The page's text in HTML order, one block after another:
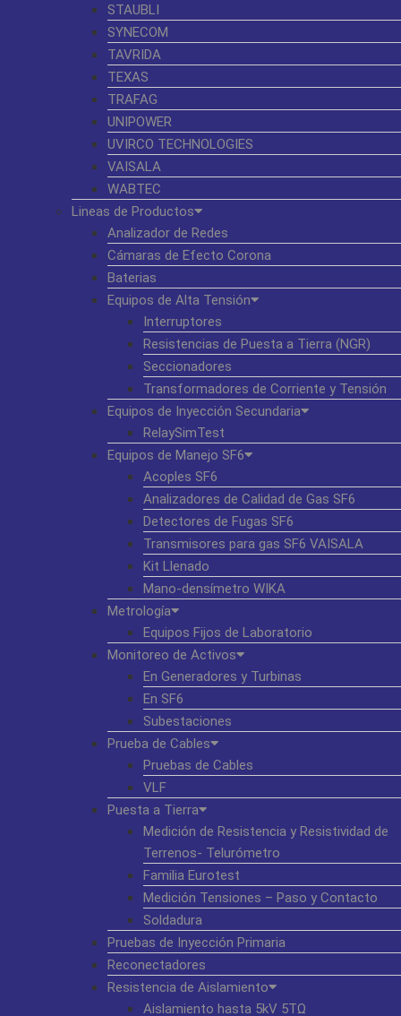
STAUBLI
SYNECOM
TAVRIDA
TEXAS
TRAFAG
UNIPOWER
UVIRCO TECHNOLOGIES
VAISALA
WABTEC
Lineas de Productos
Analizador de Redes
Cámaras de Efecto Corona
Baterias
Equipos de Alta Tensión
Interruptores
Resistencias de Puesta a Tierra (NGR)
Seccionadores
Transformadores de Corriente y Tensión
Equipos de Inyección Secundaria
RelaySimTest
Equipos de Manejo SF6
Acoples SF6
Analizadores de Calidad de Gas SF6
Detectores de Fugas SF6
Transmisores para gas SF6 VAISALA
Kit Llenado
Mano-densímetro WIKA
Metrología
Equipos Fijos de Laboratorio
Monitoreo de Activos
En Generadores y Turbinas
En SF6
Subestaciones
Prueba de Cables
Pruebas de Cables
VLF
Puesta a Tierra
Medición de Resistencia y Resistividad de
Terrenos- Telurómetro
Familia Eurotest
Medición Tensiones – Paso y Contacto
Soldadura
Pruebas de Inyección Primaria
Reconectadores
Resistencia de Aislamiento
Aislamiento hasta 5kV 5TΩ